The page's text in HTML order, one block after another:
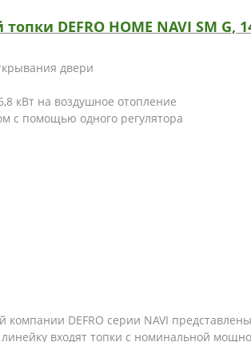
DEFRO HOME NAVI SM G,
двери
кВт на воздушное отопление
с помощью одного регулятора
DEFRO серии NAVI
входят топки с номинальной